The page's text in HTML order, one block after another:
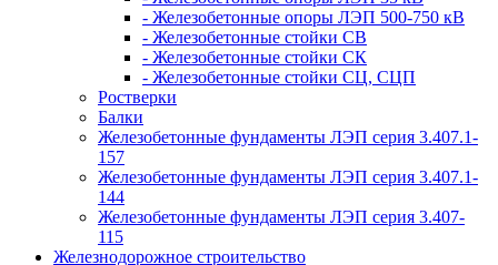
- Железобетонные опоры ЛЭП 500-750 кВ
- Железобетонные стойки СВ
- Железобетонные стойки СК
- Железобетонные стойки СЦ, СЦП
Ростверки
Балки
Железобетонные фундаменты ЛЭП серия 3.407.1-
157
Железобетонные фундаменты ЛЭП серия 3.407.1-
144
Железобетонные фундаменты ЛЭП серия 3.407-
115
Железнодорожное строительство